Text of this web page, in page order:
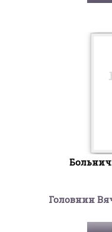
Головнин